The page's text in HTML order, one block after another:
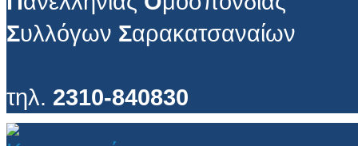
Συλλόγων Σαρακατσαναίων
τηλ. 2310-840830